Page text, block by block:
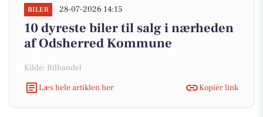
BILER 28-07-2026 14:15
10 dyreste biler til salg i nærheden
af Odsherred Kommune
Kilde: Bilhandel
Læs hele artiklen her
Kopiér link